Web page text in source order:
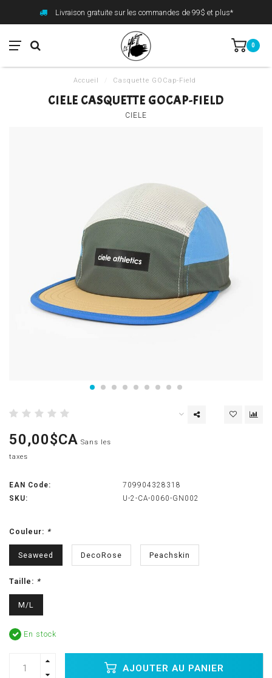
Livraison gratuite sur les commandes de 99$ et plus*
0
Accueil Casquette GOCap-Field
CIELE CASQUETTE GOCAP-FIELD
CIELE
50,00$CA Sans les
taxes
EAN Code:
709904328318
SKU:
U-2-CA-0060-GN002
Couleur: *
Seaweed DecoRose Peachskin
Taille: *
M/L
En stock
AJOUTER AU PANIER